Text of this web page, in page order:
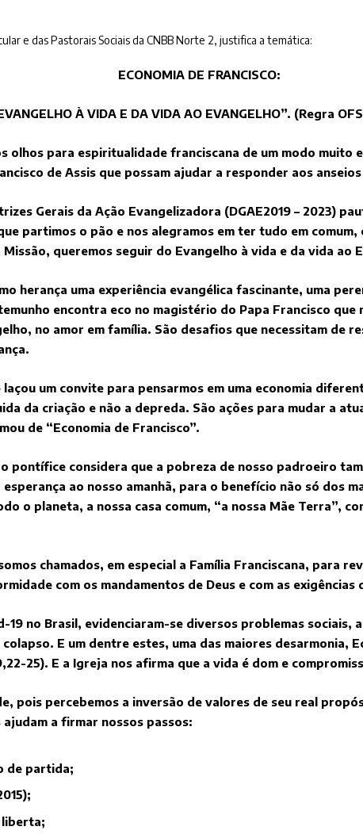
e das Pastorais Sociais da CNBB Norte 2, justifica a temática:
ECONOMIA DE FRANCISCO:
À VIDA E DA VIDA AO EVANGELHO”. (Regra
olhos para espiritualidade franciscana de um modo muito
de Assis que possam ajudar a responder aos
Gerais da Ação Evangelizadora (DGAE2019 – 2023)
partimos o pão e nos alegramos em ter tudo em
queremos seguir do Evangelho à vida e da vida ao
herança uma experiência evangélica fascinante, uma
encontra eco no magistério do Papa Francisco que
no amor em família. São desafios que necessitam de
laçou um convite para pensarmos em uma economia
da criação e não a depreda. São ações para mudar a
de “Economia de Francisco”.
pontífice considera que a pobreza de nosso padroeiro
ao nosso amanhã, para o benefício não só dos
o planeta, a nossa casa comum, “a nossa Mãe Terra”,
chamados, em especial a Família Franciscana, para
com os mandamentos de Deus e com as exigências
19 no Brasil, evidenciaram-se diversos problemas sociais,
E um dentre estes, uma das maiores desarmonia,
25). E a Igreja nos afirma que a vida é dom e
pois percebemos a inversão de valores de seu real
a firmar nossos passos:
de partida;
liberta;